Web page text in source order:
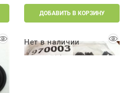
ДОБАВИТЬ В КОРЗИНУ
Нет в наличии